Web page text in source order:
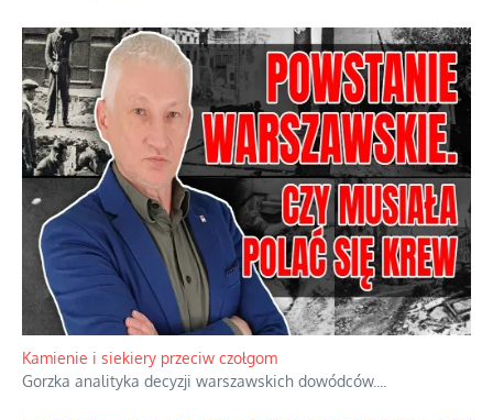
Kamienie i siekiery przeciw czołgom
Gorzka analityka decyzji warszawskich dowódców.